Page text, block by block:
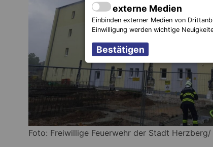
Foto: Freiwillige Feuerwehr der Stadt Herzberg/
externe Medien
Einbinden externer Medien von
Einwilligung werden wichtige